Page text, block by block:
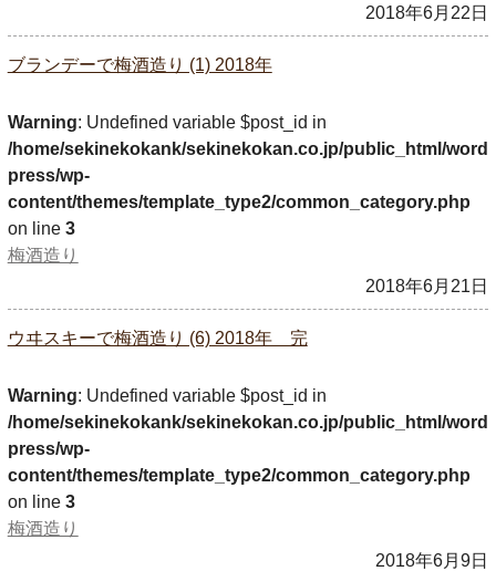
2018年6月22日
ブランデーで梅酒造り (1) 2018年
Warning: Undefined variable $post_id in
/home/sekinekokank/sekinekokan.co.jp/public_html/word
press/wp-
content/themes/template_type2/common_category.php
on line 3
梅酒造り
2018年6月21日
ウヰスキーで梅酒造り (6) 2018年 完
Warning: Undefined variable $post_id in
/home/sekinekokank/sekinekokan.co.jp/public_html/word
press/wp-
content/themes/template_type2/common_category.php
on line 3
梅酒造り
2018年6月9日